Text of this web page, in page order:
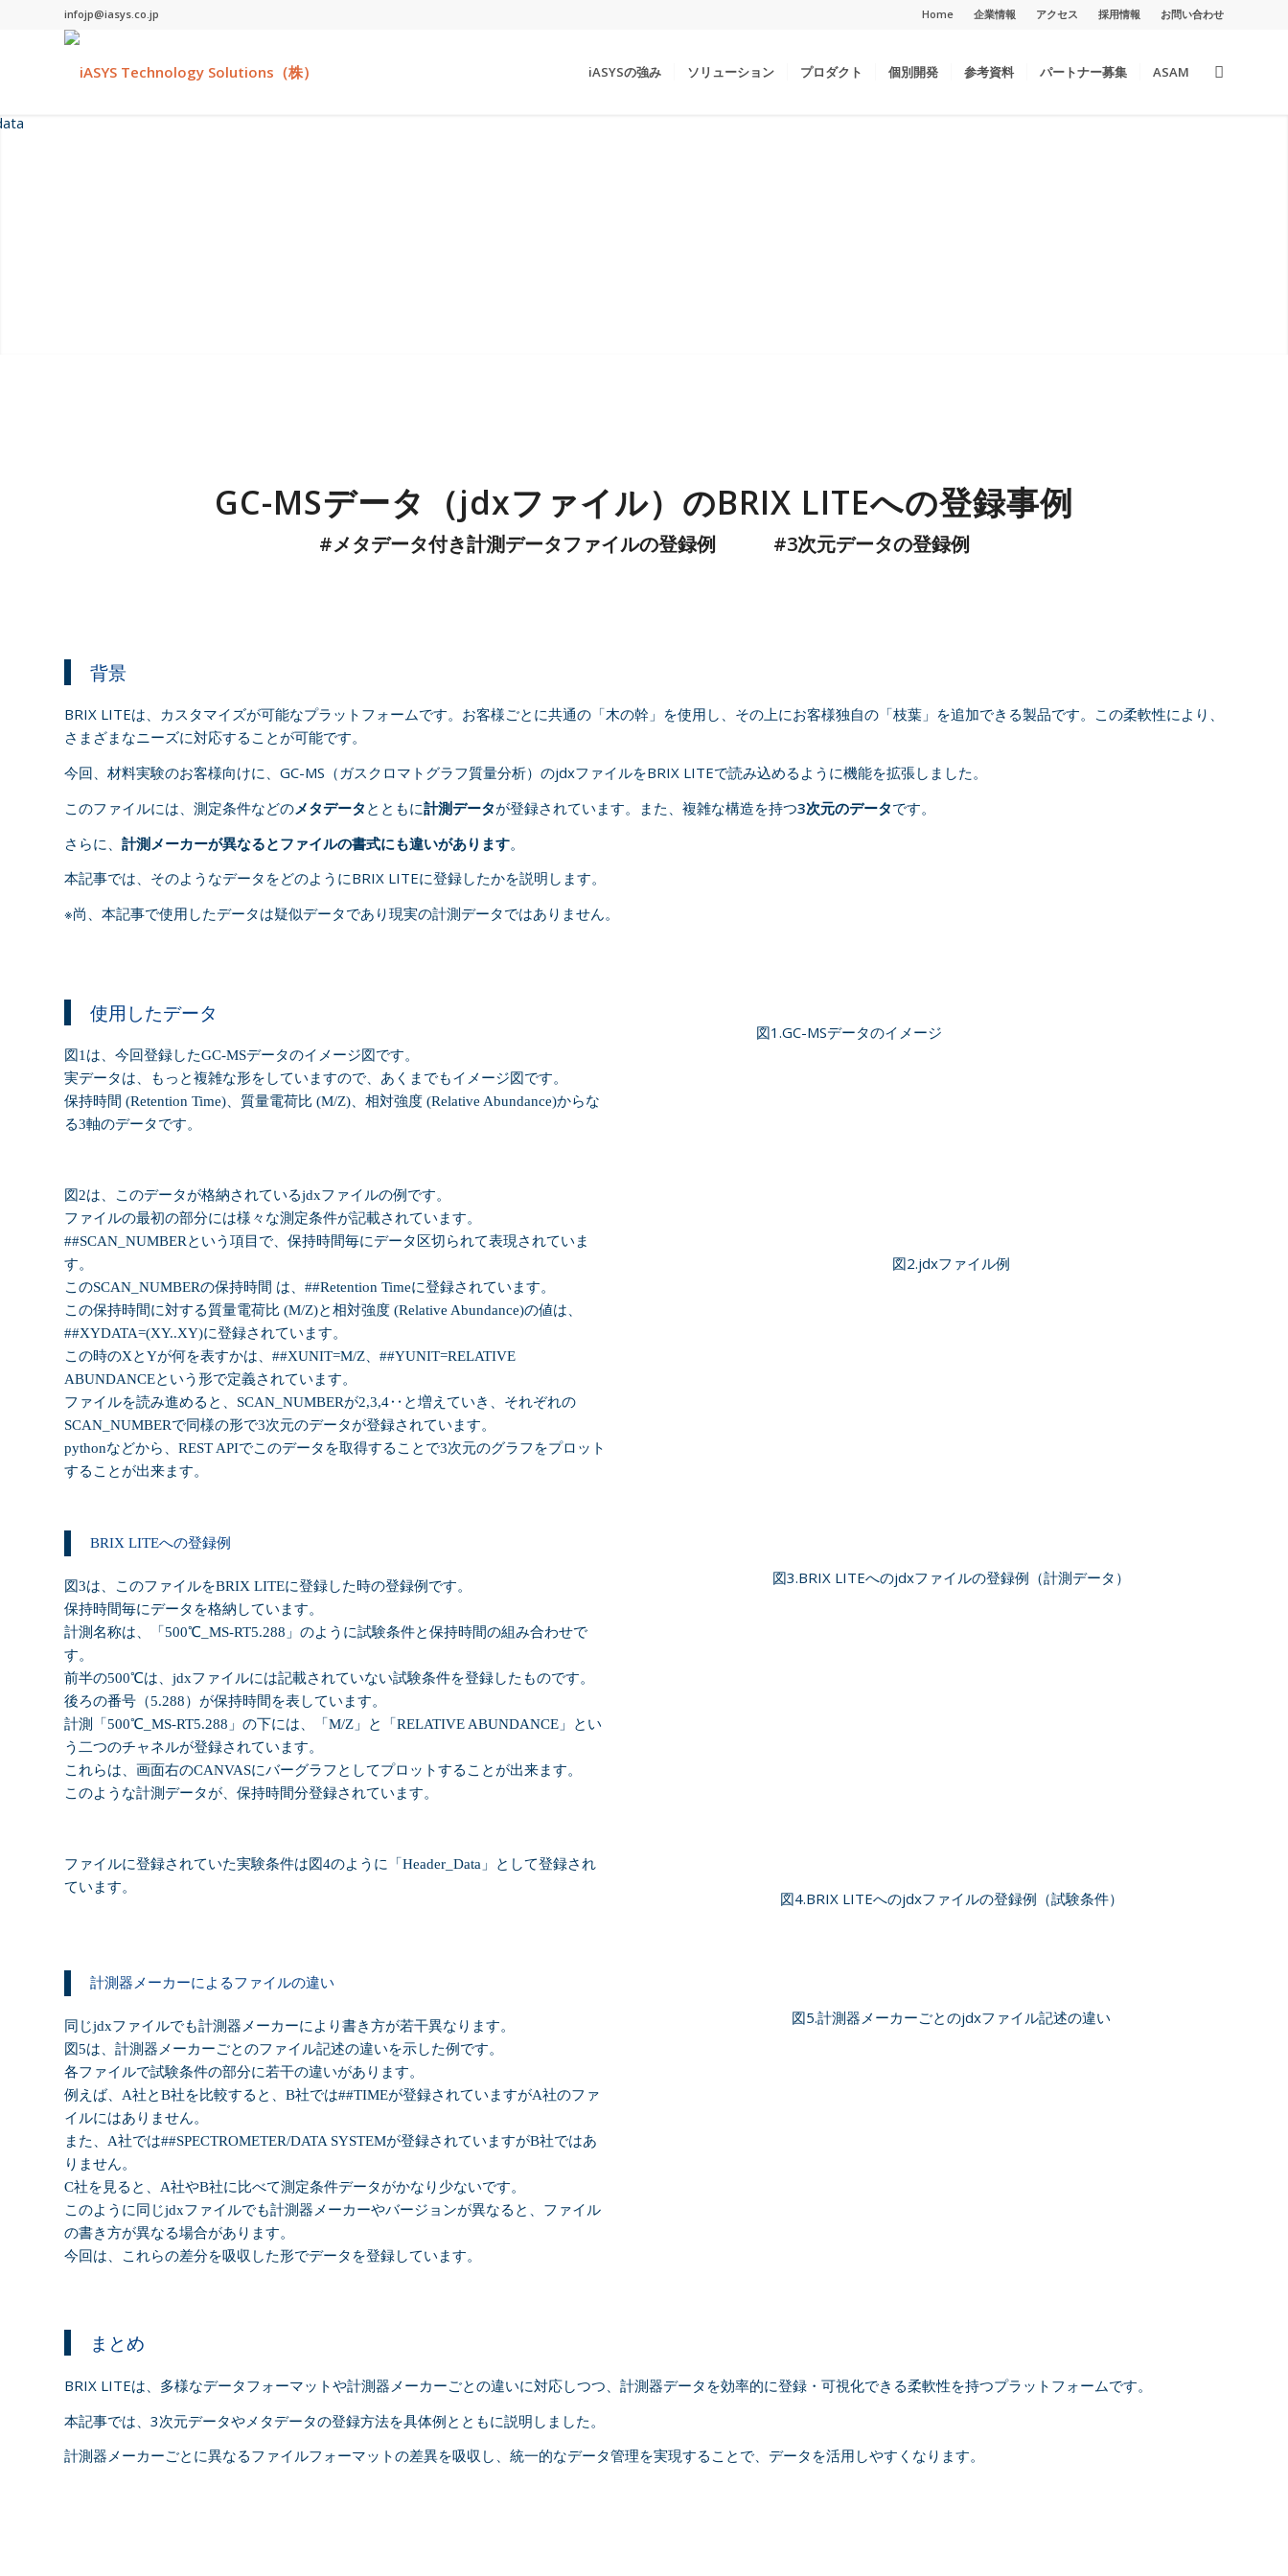
Home 企業情報 アクセス 採用情報 お問い合わせ
infojp@iasys.co.jp
iASYSの強み ソリューション プロダクト 個別開発 参考資料 パートナー募集 ASAM
GC-MSデータ（jdxファイル）のBRIX LITEへの登録事例
#メタデータ付き計測データファイルの登録例 #3次元データの登録例
背景
BRIX LITEは、カスタマイズが可能なプラットフォームです。お客様ごとに共通の「木の幹」を使用し、その上にお客様独自の「枝葉」を追加できる製品です。この柔軟性により、
さまざまなニーズに対応することが可能です。
今回、材料実験のお客様向けに、GC-MS（ガスクロマトグラフ質量分析）のjdxファイルをBRIX LITEで読み込めるように機能を拡張しました。
このファイルには、測定条件などのメタデータ とともに計測データが登録されています。また、複雑な構造を持つ3次元のデータです。
さらに、 計測メーカーが異なるとファイルの書式にも違いがあります。
本記事では、そのようなデータをどのようにBRIX LITEに登録したかを説明します。
※尚、本記事で使用したデータは疑似データであり現実の計測データではありません。
使用したデータ
図1は、今回登録したGC-MSデータのイメージ図です。
実データは、もっと複雑な形をしていますので、あくまでもイメージ図です。
保持時間 (Retention Time)、質量電荷比 (M/Z)、相対強度 (Relative Abundance)からな
る3軸のデータです。
図1.GC-MSデータのイメージ
図 2は、このデータが格納されているjdxファイルの例です。
ファイルの最初の部分には様々な測定条件が記載されています。
##SCAN_NUMBERという項目で、保持時間毎にデータ区切られて表現されていま
す。
このSCAN_NUMBERの保持時間 は、 ##Retention Timeに登録されています。
この保持時間に対する質量電荷比 (M/Z)と相対強度 (Relative Abundance)の値は、
##XYDATA=(XY..XY)に登録されています。
この時のXとYが何を表すかは、 ##XUNIT=M/Z
##YUNIT=RELATIVE
ABUNDANCEという形で定義されています。
ファイルを読み進めると、 SCAN_NUMBERが2,3,4‥と増えていき、それぞれの
SCAN_NUMBERで同様の形で3次元のデータが登録されています。
pythonなどから、 REST APIでこのデータを取得することで3次元のグラフをプロット
することが出来ます。
図2.jdxファイル例
BRIX LITEへの登録例
図3は、このファイルをBRIX LITEに登録した時の登録例です。
保持時間毎にデータを格納しています。
計測名称は、「500℃ _MS-RT5.288 」のように試験条件と保持時間の組み合わせで
す。
前半の500℃は、 jdxファイルには記載されていない試験条件を登録したものです。
後ろの番号（5.288）が保持時間を表しています。
計測「500℃ _MS-RT5.288 」の下には、「M/Z 」と「RELATIVE ABUNDANCE 」とい
う二つのチャネルが登録されています。
これらは、画面右のCANVASにバーグラフとしてプロットすることが出来ます。
このような計測データが、保持時間分登録されています。
図3.BRIX LITEへのjdxファイルの登録例（計測データ）
ファイルに登録されていた実験条件は図4のように「Header_Data 」として登録され
ています。
図4.BRIX LITEへのjdxファイルの登録例（試験条件）
計測器メーカーによるファイルの違い
同じjdxファイルでも計測器メーカーにより書き方が若干異なります。
図5は、計測器メーカーごとのファイル記述の違いを示した例です。
各ファイルで試験条件の部分に若干の違いがあります。
例えば、 A社とB社を比較すると、 B社では##TIMEが登録されていますがA社のファ
イルにはありません。
また、 A社では##SPECTROMETER/DATA SYSTEMが登録されていますがB社ではあ
りません。
C社を見ると、 A社やB社に比べて測定条件データがかなり少ないです。
このように同じjdxファイルでも計測器メーカーやバージョンが異なると、ファイル
の書き方が異なる場合があります。
今回は、これらの差分を吸収した形でデータを登録しています。
図5.計測器メーカーごとのjdxファイル記述の違い
まとめ
BRIX LITEは、多様なデータフォーマットや計測器メーカーごとの違いに対応しつつ、計測器データを効率的に登録・可視化できる柔軟性を持つプラットフォームです。
本記事では、3次元データやメタデータの登録方法を具体例とともに説明しました。
計測器メーカーごとに異なるファイルフォーマットの差異を吸収し、統一的なデータ管理を実現することで、データを活用しやすくなります。